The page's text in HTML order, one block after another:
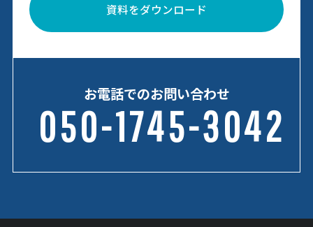
資料をダウンロード
お電話でのお問い合わせ
050-1745-3042